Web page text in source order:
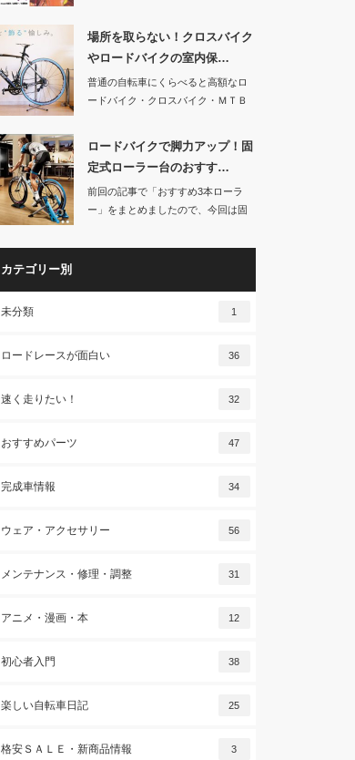
場所を取らない！クロスバイク
やロードバイクの室内保…
普通の自転車にくらべると高額なロ
ードバイク・クロスバイク・ＭＴＢ
ロードバイクで脚力アップ！固
定式ローラー台のおすす…
前回の記事で「おすすめ3本ローラ
ー」をまとめましたので、今回は固
カテゴリー別
未分類 1
ロードレースが面白い 36
速く走りたい！ 32
おすすめパーツ 47
完成車情報 34
ウェア・アクセサリー 56
メンテナンス・修理・調整 31
アニメ・漫画・本 12
初心者入門 38
楽しい自転車日記 25
格安ＳＡＬＥ・新商品情報 3